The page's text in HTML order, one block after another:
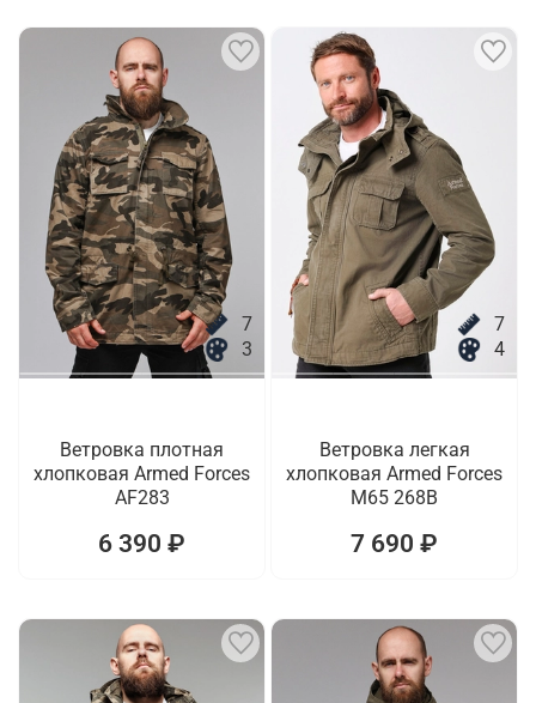
7
3
Ветровка плотная
хлопковая Armed Forces
AF283
6 390 ₽
7
4
Ветровка легкая
хлопковая Armed Forces
M65 268B
7 690 ₽